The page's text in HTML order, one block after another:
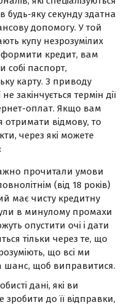
будь-яку секунду здатна
допомогу. У той
купу незрозумілих
кредит, вам
собі паспорт,
карту. З приводу
закінчується термін дії
оплат. Якщо вам
отримати відмову, то
через які можете
прочитали умови
(від 18 років)
має чисту кредитну
в минулому промахи
опустити очі і дати
тільки через те, що
що всі ми
шанс, щоб виправитися.
дані, які ви
до її відправки,